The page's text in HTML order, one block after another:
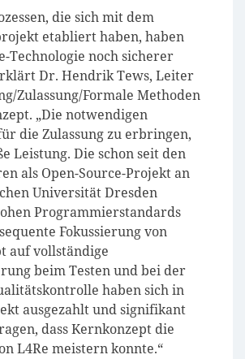
die sich mit dem
etabliert haben, haben
Technologie noch sicherer
Dr. Hendrik Tews, Leiter
Zulassung/Formale Methoden
„Die notwendigen
die Zulassung zu erbringen,
Leistung. Die schon seit den
als Open-Source-Projekt an
Universität Dresden
Programmierstandards
Fokussierung von
auf vollständige
beim Testen und bei der
haben sich in
ausgezahlt und signifikant
dass Kernkonzept die
L4Re meistern konnte.“